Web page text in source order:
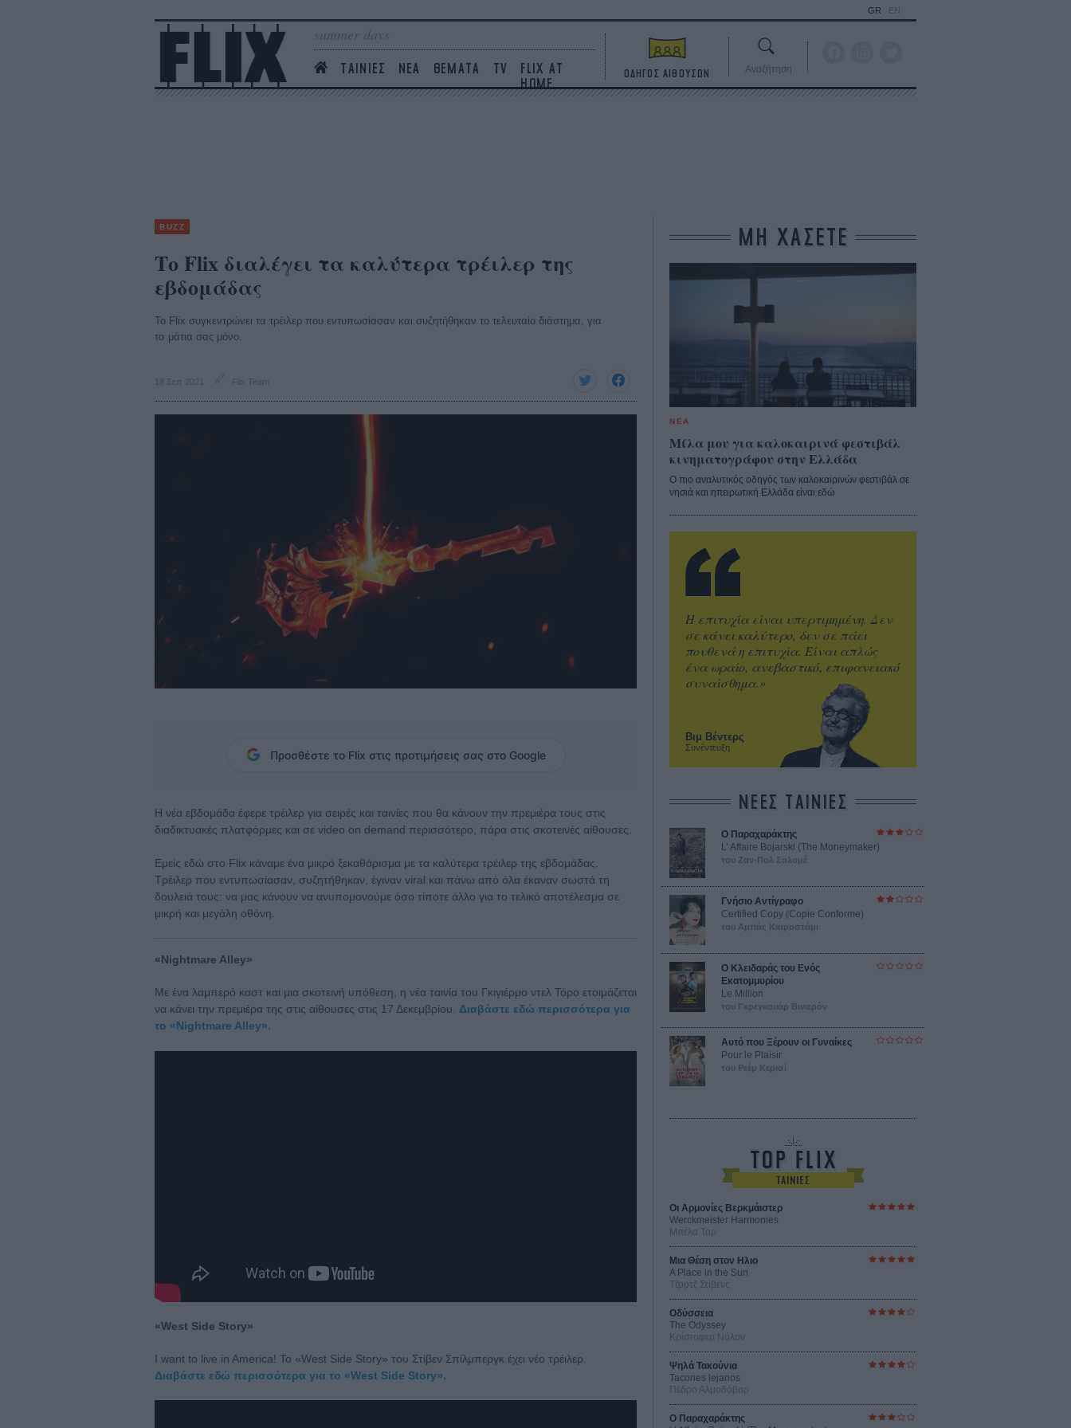
summer days
ΤΑΙΝΙΕΣ ΝΕΑ ΘΕΜΑΤΑ TV
FLIX AT
HOME
GR EN
ΟΔΗΓΟΣ ΑΙΘΟΥΣΩΝ Αναζήτηση
BUZZ
Το Flix διαλέγει τα καλύτερα τρέιλερ της
εβδομάδας
Το Flix συγκεντρώνει τα τρέιλερ που εντυπωσίασαν και συζητήθηκαν το τελευταίο διάστημα, για
τα μάτια σας μόνο.
18 Σεπ 2021 Flix Team
Προσθέστε το Flix στις προτιμήσεις σας στο Google
Η νέα εβδομάδα έφερε τρέιλερ για σειρές και ταινίες που θα κάνουν την πρεμιέρα τους στις
διαδικτυακές πλατφόρμες και σε video on demand περισσότερο, πάρα στις σκοτεινές αίθουσες.
Εμείς εδώ στο Flix κάναμε ένα μικρό ξεκαθάρισμα με τα καλύτερα τρέιλερ της εβδομάδας.
Τρέιλερ που εντυπωσίασαν, συζητήθηκαν, έγιναν viral και πάνω από όλα έκαναν σωστά τη
δουλειά τους: να μας κάνουν να ανυπομονούμε όσο τίποτε άλλο για το τελικό αποτέλεσμα σε
μικρή και μεγάλη οθόνη.
«Nightmare Alley»
Με ένα λαμπερό καστ και μια σκοτεινή υπόθεση, η νέα ταινία του Γκιγιέρμο ντελ Τόρο ετοιμάζεται
να κάνει την πρεμιέρα της στις αίθουσες στις 17 Δεκεμβρίου. Διαβάστε εδώ περισσότερα για
το «Nightmare Alley».
«West Side Story»
I want to live in America! To «West Side Story» του Στίβεν Σπίλμπεργκ έχει νέο τρέιλερ.
Διαβάστε εδώ περισσότερα για το «West Side Story».
ΜΗ ΧΑΣΕΤΕ
ΝΕΑ
Μίλα μου για καλοκαιρινά φεστιβάλ
κινηματογράφου στην Ελλάδα
Ο πιο αναλυτικός οδηγός των καλοκαιρινών φεστιβάλ σε
νησιά και ηπειρωτική Ελλάδα είναι εδώ
Βιμ Βέντερς
Συνέντευξη
Η επιτυχία είναι υπερτιμημένη. Δεν
σε κάνει καλύτερο, δεν σε πάει
πουθενά η επιτυχία. Είναι απλώς
ένα ωραίο, ανεβαστικό, επιφανειακό
συναίσθημα.»
ΝΕΕΣ ΤΑΙΝΙΕΣ
Ο Παραχαράκτης
L’ Affaire Bojarski (The Moneymaker)
του Ζαν-Πολ Σαλομέ
Γνήσιο Αντίγραφο
Certified Copy (Copie Conforme)
του Αμπάς Κιαροστάμι
Ο Κλειδαράς του Ενός
Εκατομμυρίου
Le Million
του Γκρεγκουάρ Βινιερόν
Αυτό που Ξέρουν οι Γυναίκες
Pour le Plaisir
του Ρεέμ Κερισί
Οι Αρμονίες Βερκμάιστερ
Werckmeister Harmonies
Μπέλα Ταρ
Μια Θέση στον Ηλιο
A Place in the Sun
Τζορτζ Στίβενς
Οδύσσεια
The Odyssey
Κρίστοφερ Νόλαν
Ψηλά Τακούνια
Tacones lejanos
Πέδρο Αλμοδόβαρ
Ο Παραχαράκτης